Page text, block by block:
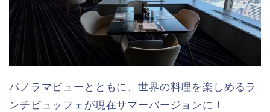
パノラマビューとともに、世界の料理を楽しめるラ
ンチビュッフェが現在サマーバージョンに！